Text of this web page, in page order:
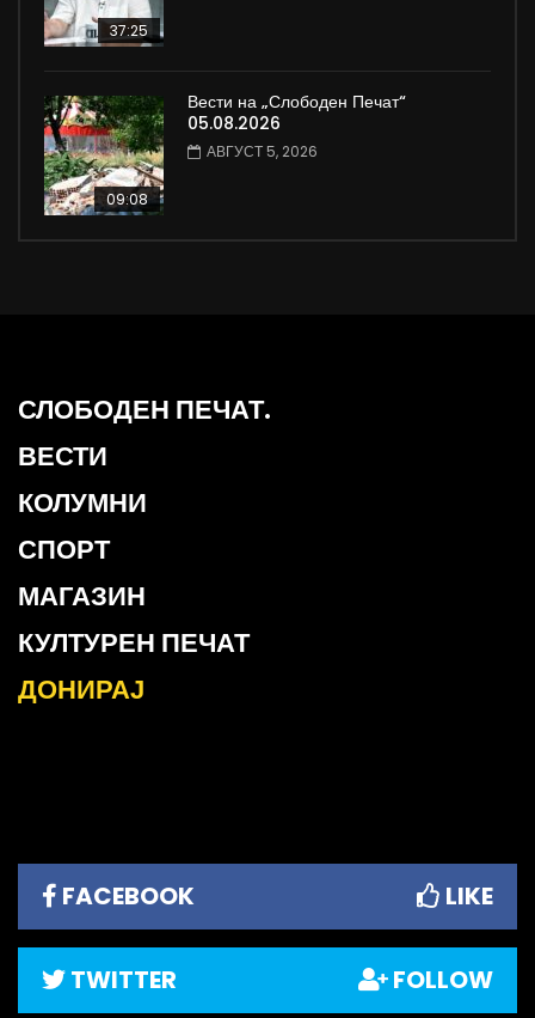
37:25
09:08
Вести на „Слободен Печат“
05.08.2026
АВГУСТ 5, 2026
СЛОБОДЕН ПЕЧАТ.
ВЕСТИ
КОЛУМНИ
СПОРТ
МАГАЗИН
КУЛТУРЕН ПЕЧАТ
ДОНИРАЈ
FACEBOOK LIKE
TWITTER FOLLOW